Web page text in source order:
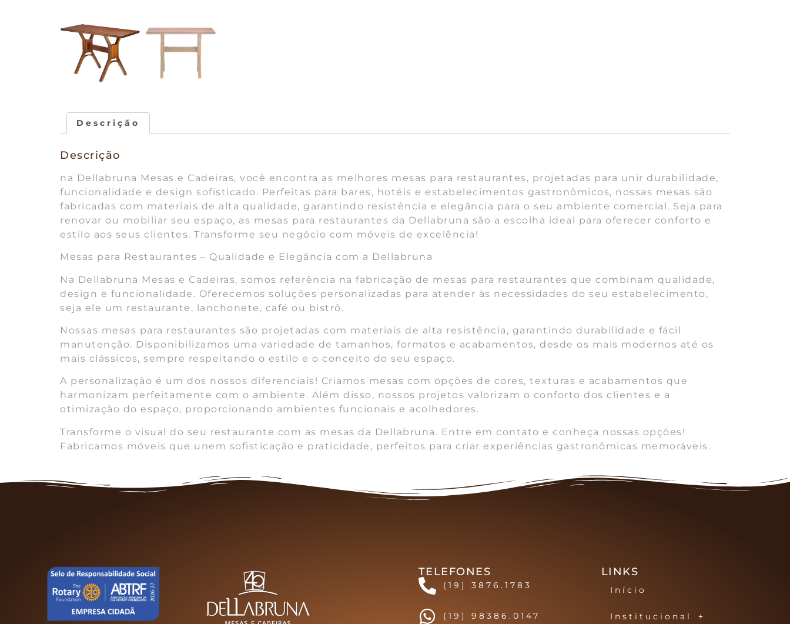
Descrição
Descrição
na Dellabruna Mesas e Cadeiras, você encontra as melhores mesas para restaurantes, projetadas para unir durabilidade,
funcionalidade e design sofisticado. Perfeitas para bares, hotéis e estabelecimentos gastronômicos, nossas mesas são
fabricadas com materiais de alta qualidade, garantindo resistência e elegância para o seu ambiente comercial. Seja para
renovar ou mobiliar seu espaço, as mesas para restaurantes da Dellabruna são a escolha ideal para oferecer conforto e
estilo aos seus clientes. Transforme seu negócio com móveis de excelência!
Mesas para Restaurantes – Qualidade e Elegância com a Dellabruna
Na Dellabruna Mesas e Cadeiras, somos referência na fabricação de mesas para restaurantes que combinam qualidade,
design e funcionalidade. Oferecemos soluções personalizadas para atender às necessidades do seu estabelecimento,
seja ele um restaurante, lanchonete, café ou bistrô.
Nossas mesas para restaurantes são projetadas com materiais de alta resistência, garantindo durabilidade e fácil
manutenção. Disponibilizamos uma variedade de tamanhos, formatos e acabamentos, desde os mais modernos até os
mais clássicos, sempre respeitando o estilo e o conceito do seu espaço.
A personalização é um dos nossos diferenciais! Criamos mesas com opções de cores, texturas e acabamentos que
harmonizam perfeitamente com o ambiente. Além disso, nossos projetos valorizam o conforto dos clientes e a
otimização do espaço, proporcionando ambientes funcionais e acolhedores.
Transforme o visual do seu restaurante com as mesas da Dellabruna. Entre em contato e conheça nossas opções!
Fabricamos móveis que unem sofisticação e praticidade, perfeitos para criar experiências gastronômicas memoráveis.
TELEFONES
(19) 3876.1783
(19) 98386.0147
LINKS
Início
Institucional